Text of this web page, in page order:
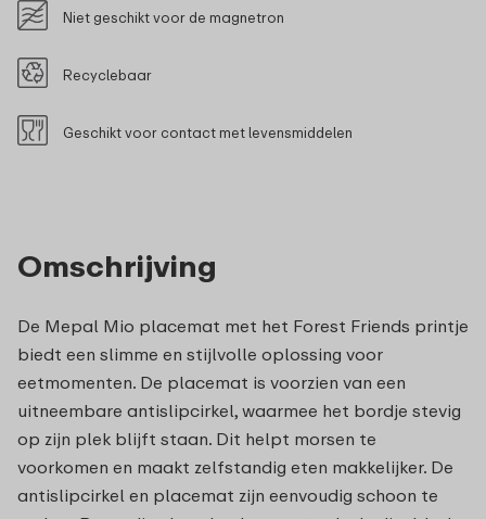
Omschrijving
De Mepal Mio placemat met het Forest Friends printje
biedt een slimme en stijlvolle oplossing voor
eetmomenten. De placemat is voorzien van een
uitneembare antislipcirkel, waarmee het bordje stevig
op zijn plek blijft staan. Dit helpt morsen te
voorkomen en maakt zelfstandig eten makkelijker. De
antislipcirkel en placemat zijn eenvoudig schoon te
Niet geschikt voor de magnetron
Recyclebaar
Geschikt voor contact met levensmiddelen